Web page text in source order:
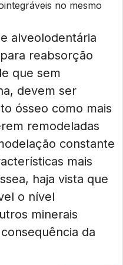
no mesmo
alveolodentária
reabsorção
que sem
devem ser
ósseo como mais
remodeladas
constante
mais
haja vista que
o nível
minerais
da